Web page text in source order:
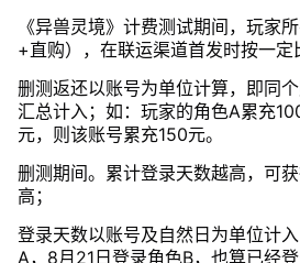
《异兽灵境》计费测试期间，玩家
+直购），在联运渠道首发时按一定
删测返还以账号为单位计算，即同
汇总计入；如：玩家的角色A累充
元，则该账号累充150元。
删测期间。累计登录天数越高，可
高；
登录天数以账号及自然日为单位计
A，8月21日登录角色B，也算已经登